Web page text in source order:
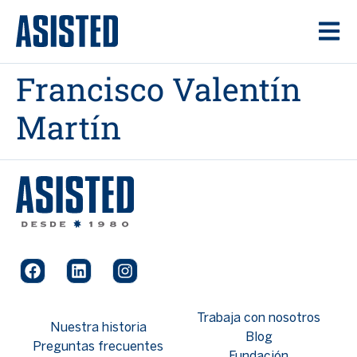
Francisco Valentín
Martín
Nuestra historia
Preguntas frecuentes
Trabaja con nosotros
Blog